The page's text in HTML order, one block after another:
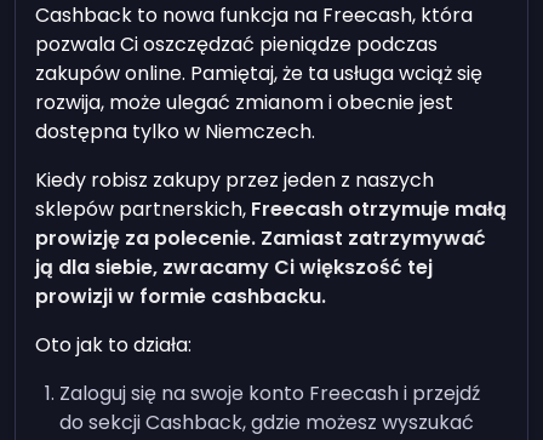
Cashback to nowa funkcja na Freecash, która
pozwala Ci oszczędzać pieniądze podczas
zakupów online. Pamiętaj, że ta usługa wciąż się
rozwija, może ulegać zmianom i obecnie jest
dostępna tylko w Niemczech.
Kiedy robisz zakupy przez jeden z naszych
sklepów partnerskich, Freecash otrzymuje małą
prowizję za polecenie. Zamiast zatrzymywać
ją dla siebie, zwracamy Ci większość tej
prowizji w formie cashbacku.
Oto jak to działa:
Zaloguj się na swoje konto Freecash i przejdź
do sekcji Cashback, gdzie możesz wyszukać